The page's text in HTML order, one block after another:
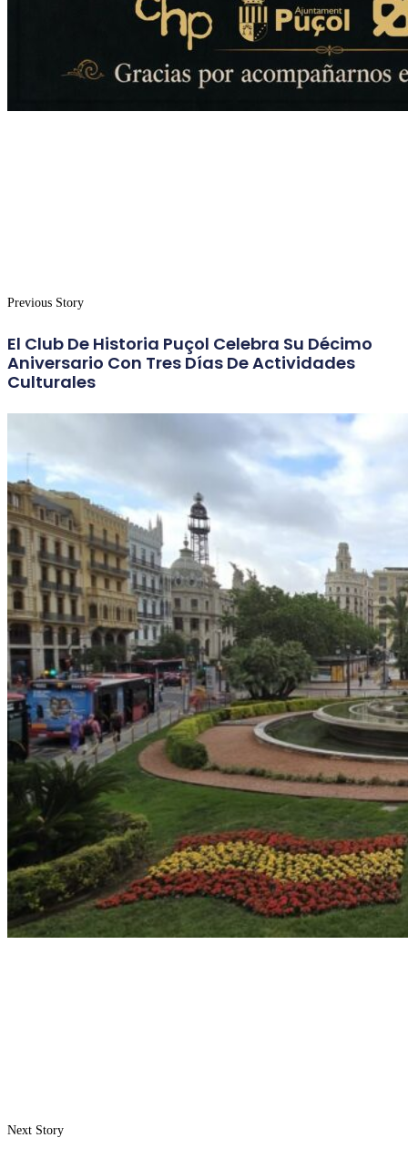
Previous Story
El Club De Historia Puçol Celebra Su Décimo
Aniversario Con Tres Días De Actividades
Culturales
Next Story